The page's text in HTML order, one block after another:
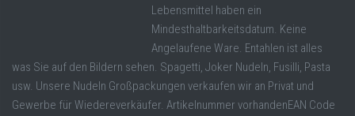
Lebensmittel haben ein
Mindesthaltbarkeitsdatum. Keine
Angelaufene Ware. Entahlen ist alles
was Sie auf den Bildern sehen. Spagetti, Joker Nudeln, Fusilli, Pasta
usw. Unsere Nudeln Großpackungen verkaufen wir an Privat und
Gewerbe für Wiedereverkäufer. Artikelnummer vorhandenEAN Code